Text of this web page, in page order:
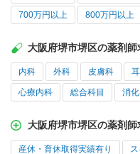
700万円以上 800万円以上
大阪府堺市堺区の薬剤
内科 外科 皮膚科
心療内科 総合科目 消
大阪府堺市堺区の薬剤
産休・育休取得実績有り